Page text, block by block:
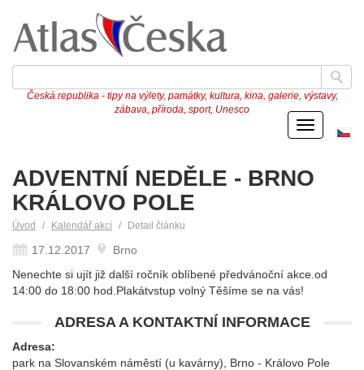
Česká republika - tipy na výlety, památky, kultura, kina, galerie, výstavy,
zábava, příroda, sport, Unesco
Menu
ADVENTNÍ NEDĚLE - BRNO
KRÁLOVO POLE
Úvod Kalendář akcí Detail článku
17.12.2017
Brno
Nenechte si ujít již další ročník oblíbené předvánoční akce.od
14:00 do 18:00 hod.Plakátvstup volný Těšíme se na vás!
ADRESA A KONTAKTNÍ INFORMACE
Adresa:
park na Slovanském náměstí (u kavárny), Brno - Královo Pole